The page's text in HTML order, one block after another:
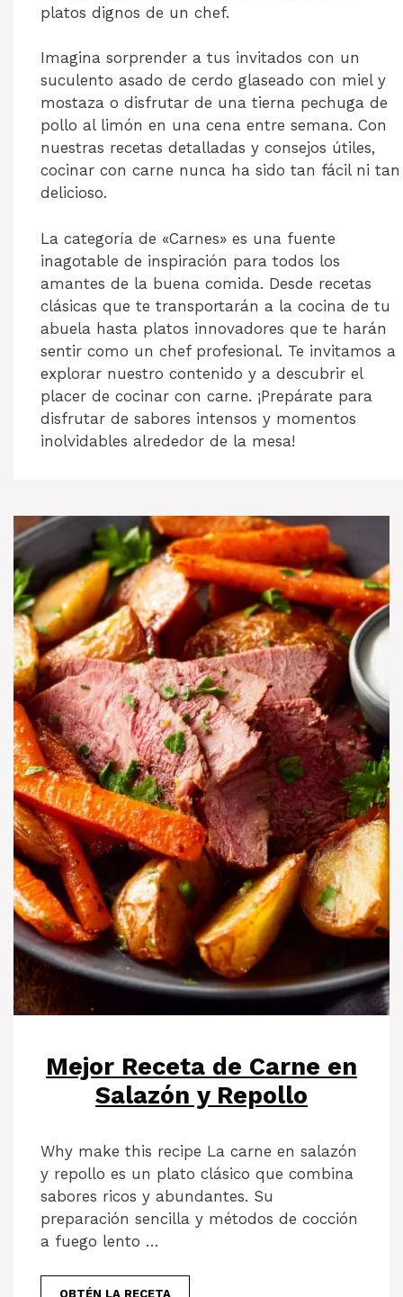
platos dignos de un chef.
Imagina sorprender a tus invitados con un
suculento asado de cerdo glaseado con miel y
mostaza o disfrutar de una tierna pechuga de
pollo al limón en una cena entre semana. Con
nuestras recetas detalladas y consejos útiles,
cocinar con carne nunca ha sido tan fácil ni tan
delicioso.
La categoría de «Carnes» es una fuente
inagotable de inspiración para todos los
amantes de la buena comida. Desde recetas
clásicas que te transportarán a la cocina de tu
abuela hasta platos innovadores que te harán
sentir como un chef profesional. Te invitamos a
explorar nuestro contenido y a descubrir el
placer de cocinar con carne. ¡Prepárate para
disfrutar de sabores intensos y momentos
inolvidables alrededor de la mesa!
Mejor Receta de Carne en
Salazón y Repollo
Why make this recipe La carne en salazón
y repollo es un plato clásico que combina
sabores ricos y abundantes. Su
preparación sencilla y métodos de cocción
a fuego lento …
OBTÉN LA RECETA